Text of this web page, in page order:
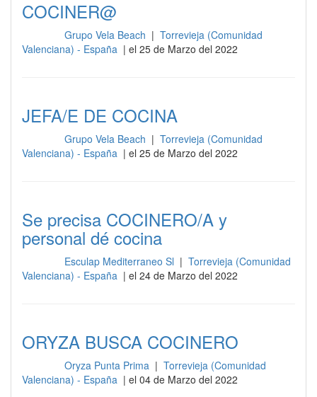
COCINER@
Grupo Vela Beach | Torrevieja (Comunidad
Valenciana) - España | el 25 de Marzo del 2022
JEFA/E DE COCINA
Grupo Vela Beach | Torrevieja (Comunidad
Valenciana) - España | el 25 de Marzo del 2022
Se precisa COCINERO/A y
personal dé cocina
Esculap Mediterraneo Sl | Torrevieja (Comunidad
Valenciana) - España | el 24 de Marzo del 2022
ORYZA BUSCA COCINERO
Oryza Punta Prima | Torrevieja (Comunidad
Valenciana) - España | el 04 de Marzo del 2022